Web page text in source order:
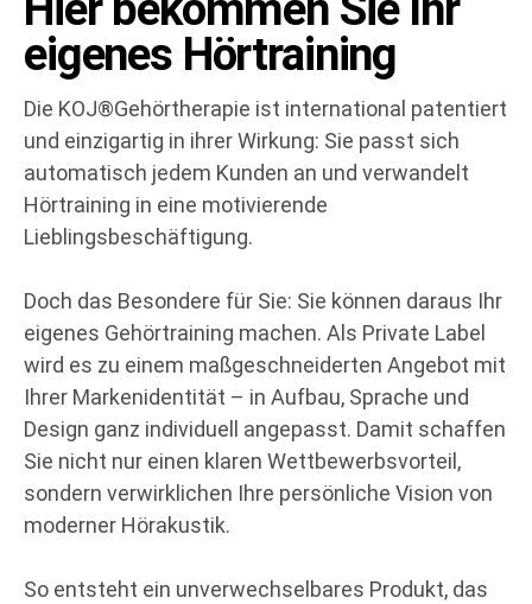
eigenes Hörtraining
Die KOJ®Gehörtherapie ist international patentiert
und einzigartig in ihrer Wirkung: Sie passt sich
automatisch jedem Kunden an und verwandelt
Hörtraining in eine motivierende
Lieblingsbeschäftigung.
Doch das Besondere für Sie: Sie können daraus Ihr
eigenes Gehörtraining machen. Als Private Label
wird es zu einem maßgeschneiderten Angebot mit
Ihrer Markenidentität – in Aufbau, Sprache und
Design ganz individuell angepasst. Damit schaffen
Sie nicht nur einen klaren Wettbewerbsvorteil,
sondern verwirklichen Ihre persönliche Vision von
moderner Hörakustik.
So entsteht ein unverwechselbares Produkt, das